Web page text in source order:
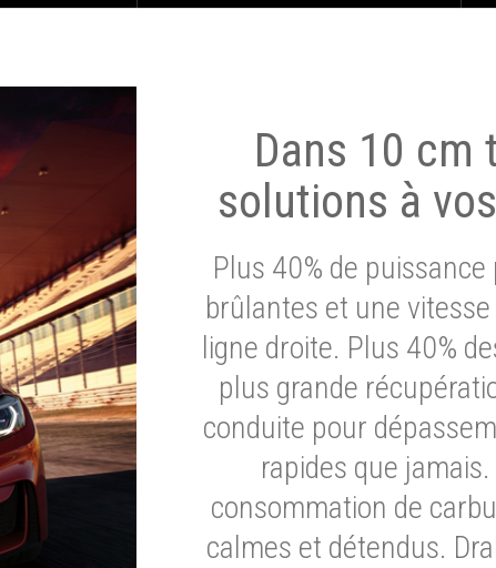
Dans 10 cm
solutions à
Plus 40% de
brûlantes et une
ligne droite. Plus 40%
plus grande
conduite pour
rapides que
consommation de
calmes et détendus.